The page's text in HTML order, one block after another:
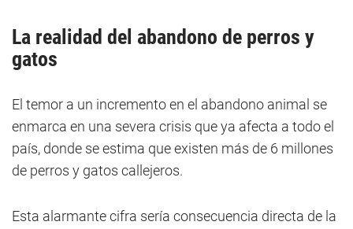
La realidad del abandono de perros y
gatos
El temor a un incremento en el abandono animal se
enmarca en una severa crisis que ya afecta a todo el
país, donde se estima que existen más de 6 millones
de perros y gatos callejeros.
Esta alarmante cifra sería consecuencia directa de la